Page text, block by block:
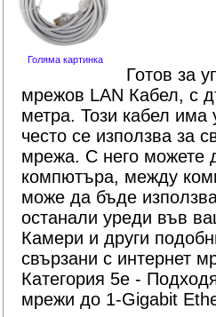
Голяма картинка
Готов за
мрежов LAN Кабел, с
метра. Този кабел
често се използва за
мрежа. С него можете
компютъра, между
може да бъде
останали уреди във
Камери и други
свързани с интернет
Категория 5e -
мрежи до 1-Gigabit